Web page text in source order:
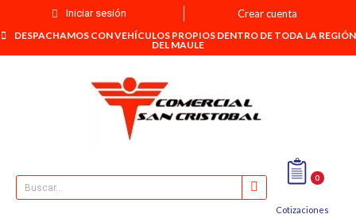
Iniciar sesión Crear cuenta
DESPACHAMOS CON VEHÍCULOS PROPIOS DENTRO DE TODA LA REGIÓN
DEL MAULE
0
Cotizaciones